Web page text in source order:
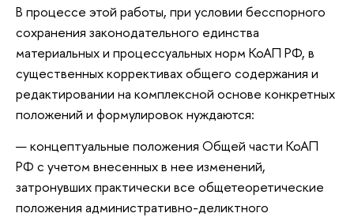
В процессе этой работы, при условии бесспорного
сохранения законодательного единства
материальных и процессуальных норм КоАП РФ, в
существенных коррективах общего содержания и
редактировании на комплексной основе конкретных
положений и формулировок нуждаются:
концептуальные положения Общей части КоАП
РФ с учетом внесенных в нее изменений,
затронувших практически все общетеоретические
положения административно-деликтного